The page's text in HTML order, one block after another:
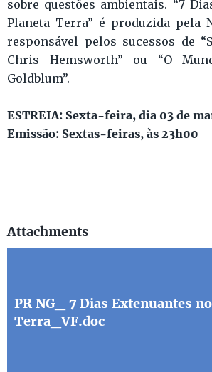
sobre questões ambientais. “7
Planeta Terra” é produzida pela
responsável pelos sucessos de
Chris Hemsworth” ou “O
Goldblum”.
ESTREIA: Sexta-feira, dia 03 de
Emissão: Sextas-feiras, às 23h00
Attachments
PR NG_ 7 Dias Extenuantes
Terra_VF.doc